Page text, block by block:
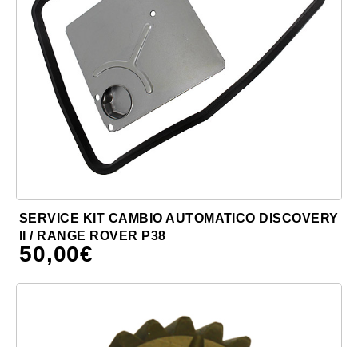
SERVICE KIT CAMBIO AUTOMATICO DISCOVERY
II / RANGE ROVER P38
50,00€